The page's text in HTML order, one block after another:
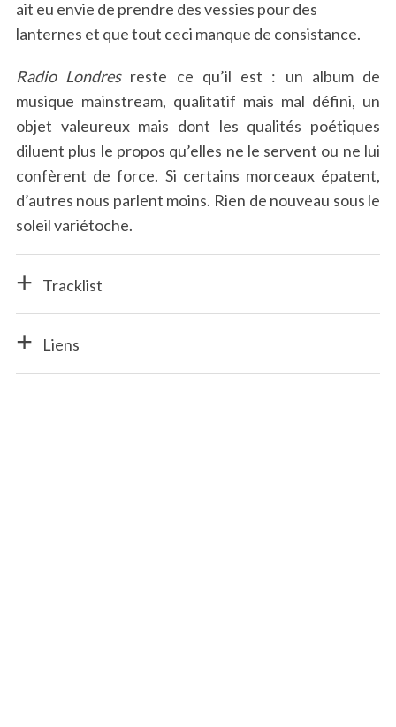
ait eu envie de prendre des vessies pour des
lanternes et que tout ceci manque de consistance.
Radio Londresreste ce qu’il est : un album de
musique mainstream, qualitatif mais mal défini, un
objet valeureux mais dont les qualités poétiques
diluent plus le propos qu’elles ne le servent ou ne lui
confèrent de force. Si certains morceaux épatent,
d’autres nous parlent moins. Rien de nouveau sous le
soleil variétoche.
Tracklist
Liens